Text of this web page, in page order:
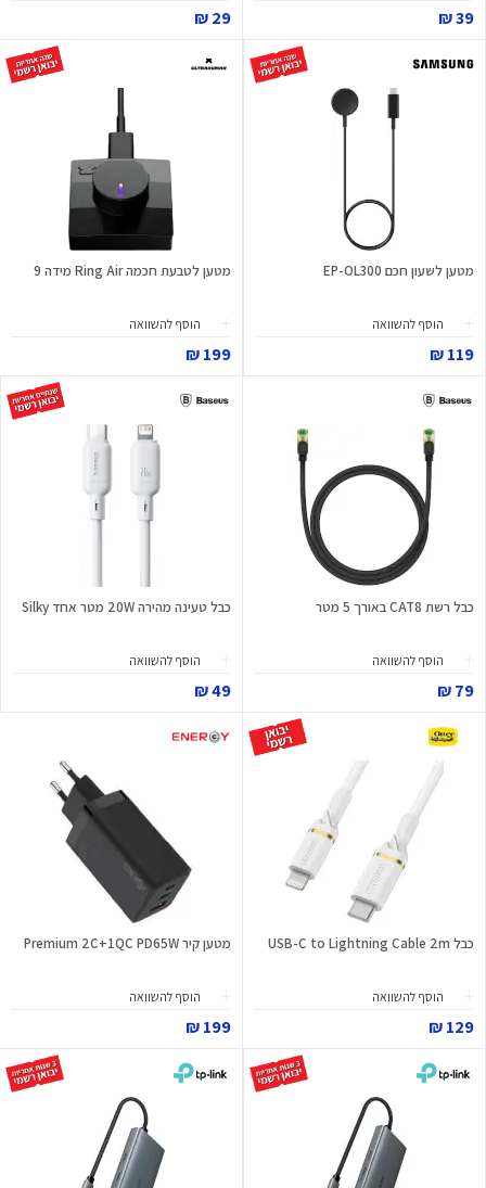
39 ₪
29 ₪
מטען לשעון חכם EP-OL300
הוסף להשוואה
119 ₪
מטען לטבעת חכמה Ring Air מידה 9
הוסף להשוואה
199 ₪
כבל רשת CAT8 באורך 5 מטר
הוסף להשוואה
79 ₪
כבל טעינה מהירה 20W מטר אחד Silky
הוסף להשוואה
49 ₪
כבל USB-C to Lightning Cable 2m
הוסף להשוואה
129 ₪
מטען קיר Premium 2C+1QC PD65W
הוסף להשוואה
199 ₪